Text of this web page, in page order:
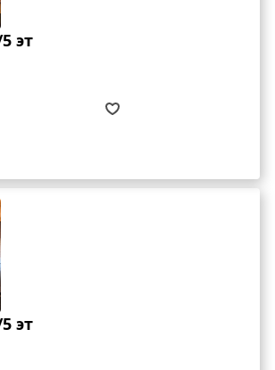
эт
эт